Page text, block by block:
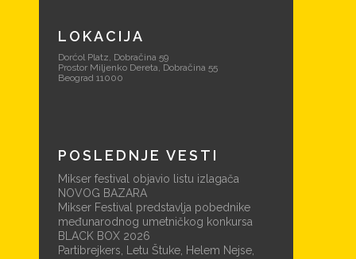
LOKACIJA
Dorćol Platz, Dobračina 59
Prostor Miljenko Dereta, Dobračina 55
Beograd 11000
POSLEDNJE VESTI
Mikser festival objavio listu izlagača
NOVOG BAZARA
Mikser Festival predstavlja pobednike
međunarodnog umetničkog konkursa
BLACK BOX 2026
Partibrejkers, Letu Štuke, Helem Nejse,